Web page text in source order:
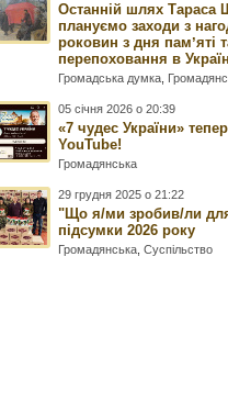
Останній шлях Тараса
плануємо заходи з
роковин з дня памʼяті
перепоховання в
Громадська думка
05 січня 2026 о 20:39
«7 чудес України»
YouTube!
Громадянська
29 грудня 2025 о 21:22
"Що я/ми зробив/ли
підсумки 2026 року
Громадянська ,Суспільство